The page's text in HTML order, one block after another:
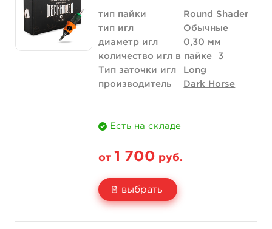
Количество купить
тип пайки
Round Shader
тип игл
Обычные
диаметр игл
0,30 мм
количество игл в пайке
3
Тип заточки игл
Long
производитель
Dark Horse
Есть на складе
от 1 700 руб.
выбрать